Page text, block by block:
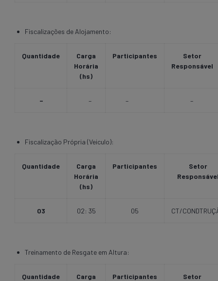
Fiscalizações de Alojamento:
Quantidade
Carga
Horária
(hs)
Participantes
Setor
Responsável
– – – –
Fiscalização Própria (Veiculo):
Quantidade
Carga
Horária
(hs)
Participantes
Setor
03 02: 35 05 CT/
Treinamento de Resgate em Altura:
Quantidade
Carga
Participantes
Setor